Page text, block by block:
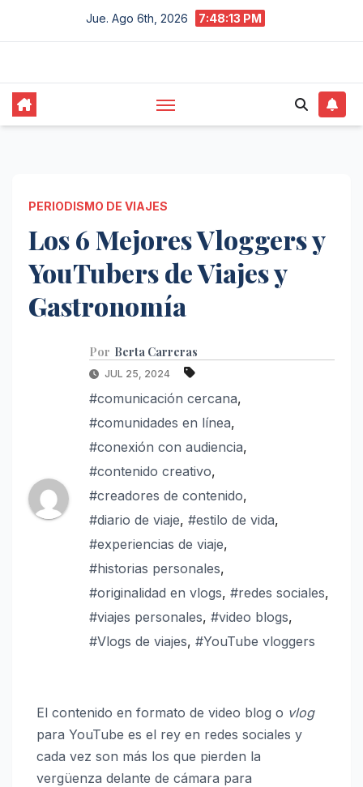
Jue. Ago 6th, 2026 7:48:14 PM
PERIODISMO DE VIAJES
Los 6 Mejores Vloggers y
YouTubers de Viajes y
Gastronomía
Por Berta Carreras
JUL 25, 2024
#comunicación cercana,
#comunidades en línea,
#conexión con audiencia,
#contenido creativo,
#creadores de contenido,
#diario de viaje, #estilo de vida,
#experiencias de viaje,
#historias personales,
#originalidad en vlogs, #redes sociales,
#viajes personales, #video blogs,
#Vlogs de viajes, #YouTube vloggers
El contenido en formato de video blog o vlog
para YouTube es el rey en redes sociales y
cada vez son más los que pierden la
vergüenza delante de cámara para